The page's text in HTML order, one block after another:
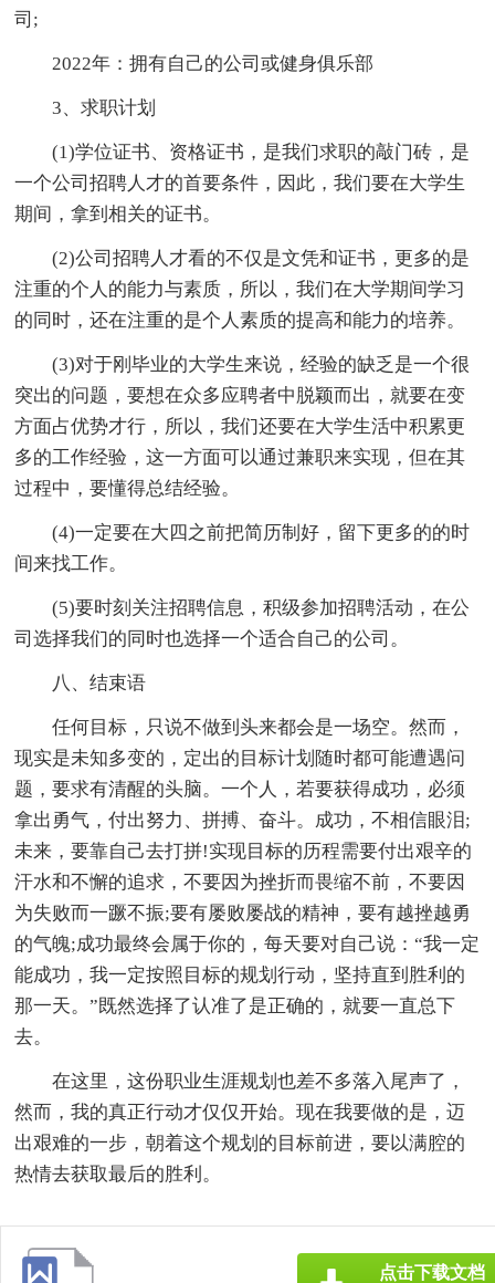
司;
2022年：拥有自己的公司或健身俱乐部
3、求职计划
(1)学位证书、资格证书，是我们求职的敲门砖，是
一个公司招聘人才的首要条件，因此，我们要在大学生
期间，拿到相关的证书。
(2)公司招聘人才看的不仅是文凭和证书，更多的是
注重的个人的能力与素质，所以，我们在大学期间学习
的同时，还在注重的是个人素质的提高和能力的培养。
(3)对于刚毕业的大学生来说，经验的缺乏是一个很
突出的问题，要想在众多应聘者中脱颖而出，就要在变
方面占优势才行，所以，我们还要在大学生活中积累更
多的工作经验，这一方面可以通过兼职来实现，但在其
过程中，要懂得总结经验。
(4)一定要在大四之前把简历制好，留下更多的的时
间来找工作。
(5)要时刻关注招聘信息，积级参加招聘活动，在公
司选择我们的同时也选择一个适合自己的公司。
八、结束语
任何目标，只说不做到头来都会是一场空。然而，
现实是未知多变的，定出的目标计划随时都可能遭遇问
题，要求有清醒的头脑。一个人，若要获得成功，必须
拿出勇气，付出努力、拼搏、奋斗。成功，不相信眼泪;
未来，要靠自己去打拼!实现目标的历程需要付出艰辛的
汗水和不懈的追求，不要因为挫折而畏缩不前，不要因
为失败而一蹶不振;要有屡败屡战的精神，要有越挫越勇
的气魄;成功最终会属于你的，每天要对自己说：“我一定
能成功，我一定按照目标的规划行动，坚持直到胜利的
那一天。”既然选择了认准了是正确的，就要一直总下
去。
在这里，这份职业生涯规划也差不多落入尾声了，
然而，我的真正行动才仅仅开始。现在我要做的是，迈
出艰难的一步，朝着这个规划的目标前进，要以满腔的
热情去获取最后的胜利。
点击下载文档